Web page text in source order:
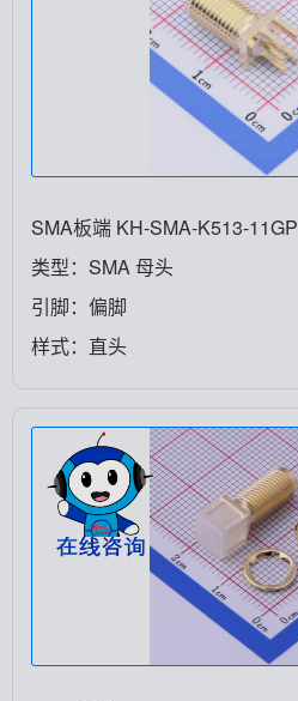
SMA板端 KH-SMA-K513-11GP
类型：SMA 母头
引脚：偏脚
样式：直头